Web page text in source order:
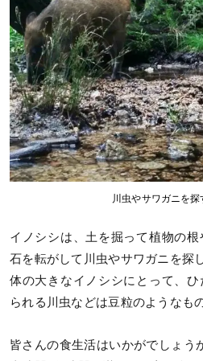
川虫やサワガニを探
イノシシは、土を掘って植物の
石を転がして川虫やサワガニを探
体の大きなイノシシにとって、
られる川虫などは豆粒のようなも
皆さんの食生活はいかがでしょう